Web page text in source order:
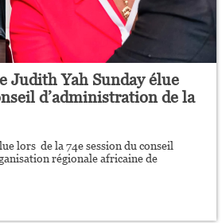
Judith Yah Sunday élue
d’administration de la
lors de la 74e session du conseil
régionale africaine de